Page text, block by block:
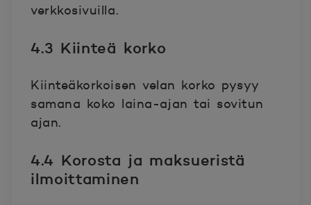
verkkosivuilla.
4.3 Kiinteä korko
Kiinteäkorkoisen velan korko pysyy
samana koko laina-ajan tai sovitun
ajan.
4.4 Korosta ja maksueristä
ilmoittaminen